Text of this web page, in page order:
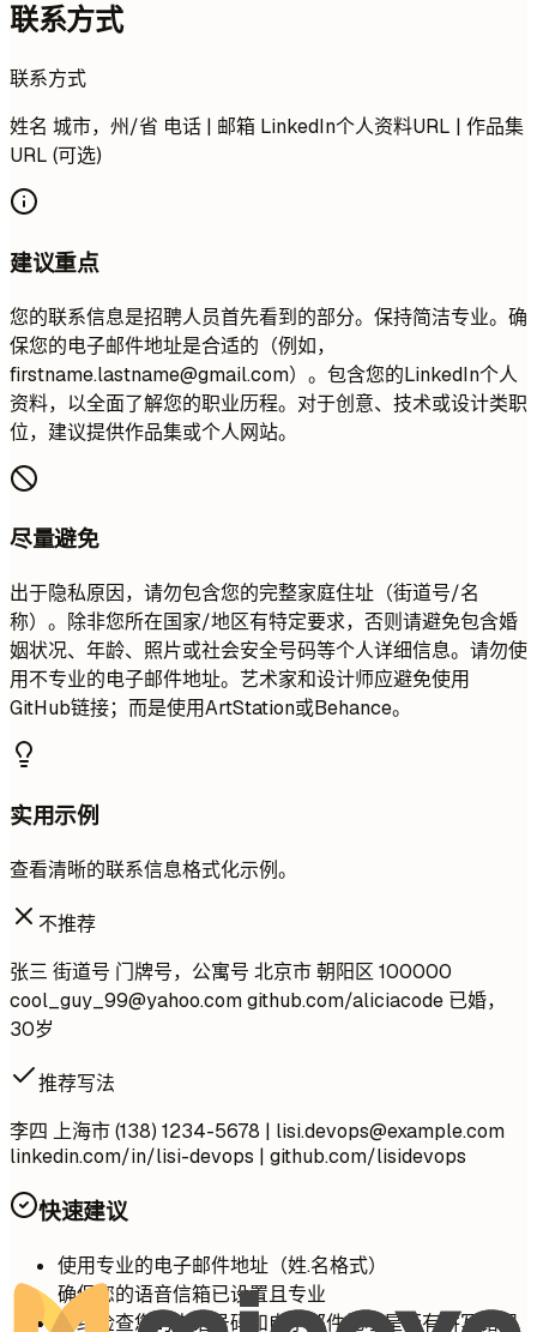
联系方式
联系方式
姓名 城市，州/省 电话 | 邮箱 LinkedIn个人资料URL | 作品集
URL (可选)
建议重点
您的联系信息是招聘人员首先看到的部分。保持简洁专业。确
保您的电子邮件地址是合适的（例如，
firstname.lastname@gmail.com）。包含您的LinkedIn个人
资料，以全面了解您的职业历程。对于创意、技术或设计类职
位，建议提供作品集或个人网站。
尽量避免
出于隐私原因，请勿包含您的完整家庭住址（街道号/名
称）。除非您所在国家/地区有特定要求，否则请避免包含婚
姻状况、年龄、照片或社会安全号码等个人详细信息。请勿使
用不专业的电子邮件地址。艺术家和设计师应避免使用
GitHub链接；而是使用ArtStation或Behance。
实用示例
查看清晰的联系信息格式化示例。
不推荐
张三 街道号 门牌号，公寓号 北京市 朝阳区 100000
cool_guy_99@yahoo.comgithub.com/aliciacode 已婚，
30岁
推荐写法
李四 上海市 (138) 1234-5678 | lisi.devops@example.com
linkedin.com/in/lisi-devops | github.com/lisidevops
快速建议
使用专业的电子邮件地址（姓.名格式）
确保您的语音信箱已设置且专业
仔细检查您的电话号码和电子邮件地址是否有拼写错误